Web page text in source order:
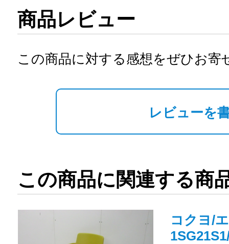
商品レビュー
この商品に対する感想をぜひお寄
レビューを
この商品に関連する商
コクヨ/